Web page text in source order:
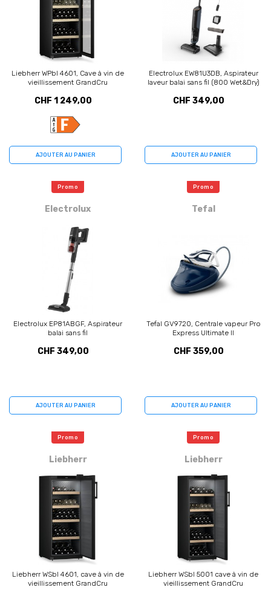
Liebherr WPbl 4601, Cave à vin de
vieillissement GrandCru
CHF 1 249,00
AJOUTER AU PANIER
Electrolux EW81U3DB, Aspirateur
laveur balai sans fil (800 Wet&Dry)
CHF 349,00
AJOUTER AU PANIER
Promo
Electrolux
Electrolux EP81ABGF, Aspirateur
balai sans fil
CHF 349,00
AJOUTER AU PANIER
Promo
Tefal
Tefal GV9720, Centrale vapeur Pro
Express Ultimate II
CHF 359,00
AJOUTER AU PANIER
Promo
Liebherr
Liebherr WSbl 4601, cave à vin de
vieillissement GrandCru
Promo
Liebherr
Liebherr WSbl 5001 cave à vin de
vieillissement GrandCru